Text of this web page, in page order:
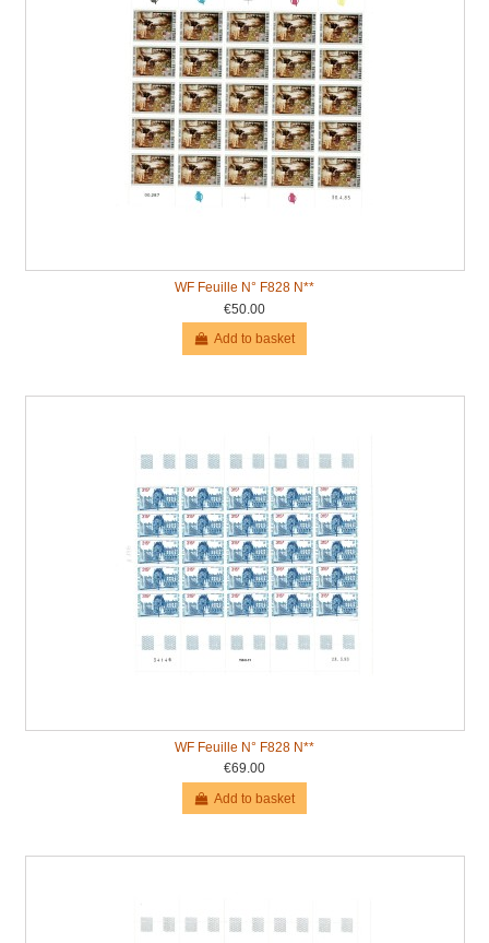
WF Feuille N° F828 N**
€50.00
Add to basket
WF Feuille N° F828 N**
€69.00
Add to basket